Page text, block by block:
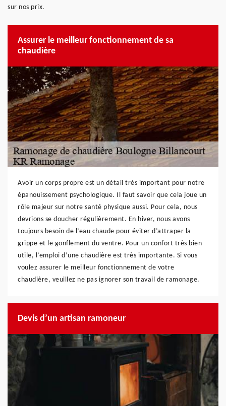
sur nos prix.
Assurer le meilleur fonctionnement de sa
chaudière
Avoir un corps propre est un détail très important pour notre
épanouissement psychologique. Il faut savoir que cela joue un
rôle majeur sur notre santé physique aussi. Pour cela, nous
devrions se doucher régulièrement. En hiver, nous avons
toujours besoin de l’eau chaude pour éviter d’attraper la
grippe et le gonflement du ventre. Pour un confort très bien
utile, l’emploi d’une chaudière est très importante. Si vous
voulez assurer le meilleur fonctionnement de votre
chaudière, veuillez ne pas ignorer son travail de ramonage.
Devis d’un artisan ramoneur